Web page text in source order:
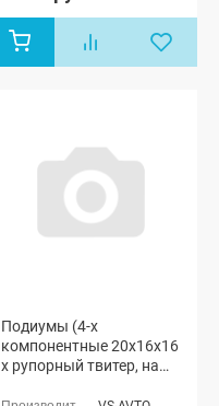
Подиумы (4-х
компонентные 20x16x16
x рупорный твитер, на